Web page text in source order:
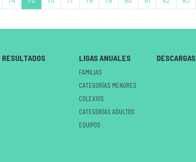
RESULTADOS LIGAS ANUALES
FAMILIAS
CATEGORÍAS MENORES
COLEXIOS
CATEGORÍAS ADULTOS
EQUIPOS
DESCARGAS